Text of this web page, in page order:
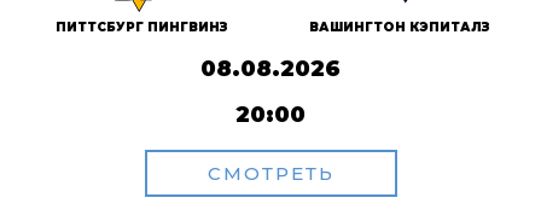
ПИТТСБУРГ ПИНГВИНЗ ВАШИНГТОН КЭПИТАЛЗ
08.08.2026
20:00
СМОТРЕТЬ